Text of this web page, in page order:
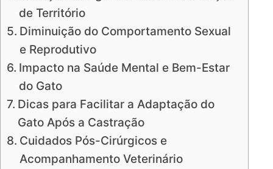
de Território
Diminuição do Comportamento Sexual
e Reprodutivo
Impacto na Saúde Mental e Bem-Estar
do Gato
Dicas para Facilitar a Adaptação do
Gato Após a Castração
Cuidados Pós-Cirúrgicos e
Acompanhamento Veterinário